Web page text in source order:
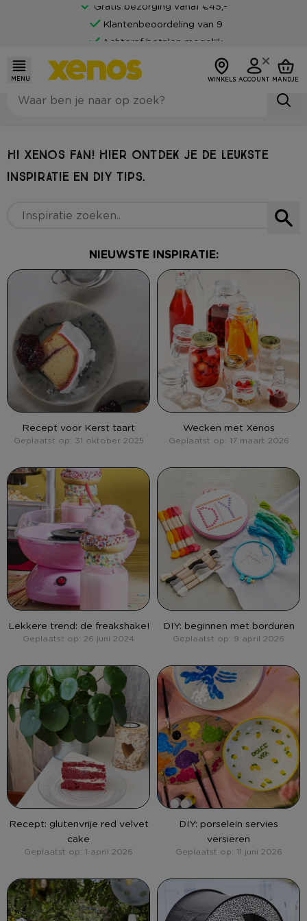
Gratis bezorging vanaf €45,-*
Klantenbeoordeling van 9
Achteraf betalen mogelijk
MENU WINKELS ACCOUNT MANDJE
HI XENOS FAN! HIER ONTDEK JE DE LEUKSTE
INSPIRATIE EN DIY TIPS.
NIEUWSTE INSPIRATIE:
Recept voor Kerst taart
Geplaatst op: 31 oktober 2025
Wecken met Xenos
Geplaatst op: 17 maart 2026
Lekkere trend: de freakshake!
Geplaatst op: 26 juni 2024
DIY: beginnen met borduren
Geplaatst op: 9 april 2026
Recept: glutenvrije red velvet
cake
Geplaatst op: 1 april 2026
DIY: porselein servies
versieren
Geplaatst op: 11 juni 2026